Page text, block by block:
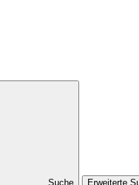
Suche Erweiterte